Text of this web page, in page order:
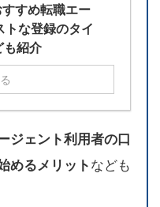
すめ転職エー
トな登録のタイ
も紹介
ジェント利用者の口
めるメリット なども